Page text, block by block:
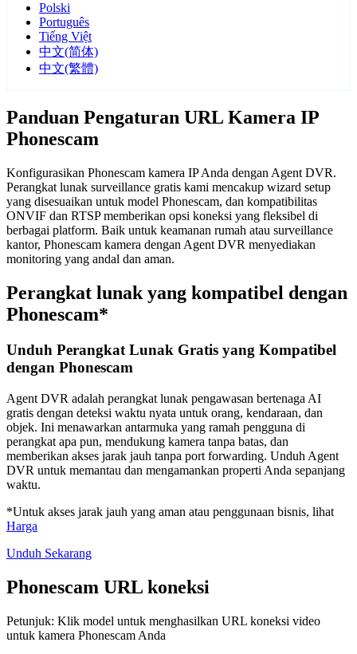
Polski
Português
Tiếng Việt
中文(简体)
中文(繁體)
Panduan Pengaturan URL Kamera IP
Phonescam
Konfigurasikan Phonescam kamera IP Anda dengan Agent DVR.
Perangkat lunak surveillance gratis kami mencakup wizard setup
yang disesuaikan untuk model Phonescam, dan kompatibilitas
ONVIF dan RTSP memberikan opsi koneksi yang fleksibel di
berbagai platform. Baik untuk keamanan rumah atau surveillance
kantor, Phonescam kamera dengan Agent DVR menyediakan
monitoring yang andal dan aman.
Perangkat lunak yang kompatibel dengan
Phonescam*
Unduh Perangkat Lunak Gratis yang Kompatibel
dengan Phonescam
Agent DVR adalah perangkat lunak pengawasan bertenaga AI
gratis dengan deteksi waktu nyata untuk orang, kendaraan, dan
objek. Ini menawarkan antarmuka yang ramah pengguna di
perangkat apa pun, mendukung kamera tanpa batas, dan
memberikan akses jarak jauh tanpa port forwarding. Unduh Agent
DVR untuk memantau dan mengamankan properti Anda sepanjang
waktu.
*Untuk akses jarak jauh yang aman atau penggunaan bisnis, lihat
Harga
Unduh Sekarang
Phonescam URL koneksi
Petunjuk: Klik model untuk menghasilkan URL koneksi video
untuk kamera Phonescam Anda